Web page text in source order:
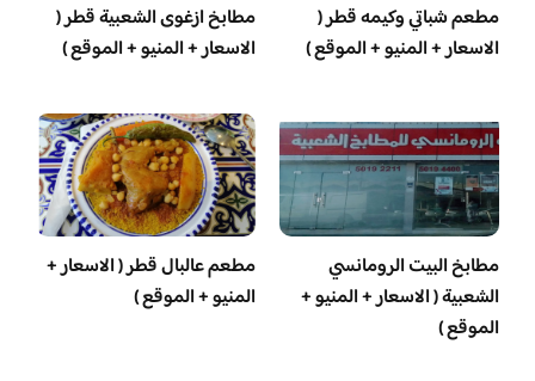
مطعم شباتي وكيمه قطر (
الاسعار + المنيو + الموقع )
مطابخ ازغوى الشعبية قطر (
الاسعار + المنيو + الموقع )
مطابخ البيت الرومانسي
الشعبية ( الاسعار + المنيو +
الموقع )
مطعم عالبال قطر ( الاسعار +
المنيو + الموقع )